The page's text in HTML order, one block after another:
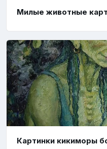
Милые животные
Картинки кикиморы